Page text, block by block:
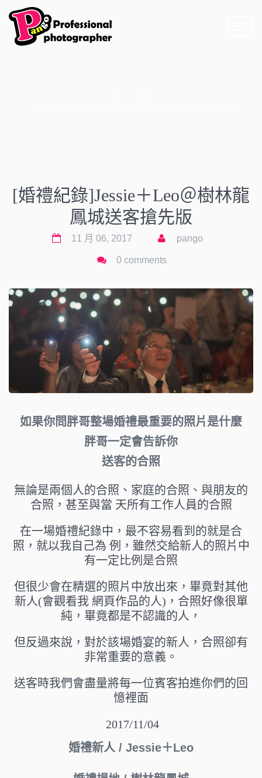
[婚禮紀錄]Jessie＋Leo＠樹林龍
鳳城送客搶先版
11 月 06, 2017 pango
0 comments
如果你問胖哥整場婚禮最重要的照片是什麼
胖哥一定會告訴你
送客的合照
無論是兩個人的合照、家庭的合照、與朋友的
合照，甚至與當 天所有工作人員的合照
在一場婚禮紀錄中，最不容易看到的就是合
照，就以我自己為 例，雖然交給新人的照片中
有一定比例是合照
但很少會在精選的照片中放出來，畢竟對其他
新人(會觀看我 網頁作品的人)，合照好像很單
純，畢竟都是不認識的人，
但反過來說，對於該場婚宴的新人，合照卻有
非常重要的意義。
送客時我們會盡量將每一位賓客拍進你們的回
憶裡面
2017/11/04
婚禮新人 / Jessie＋Leo